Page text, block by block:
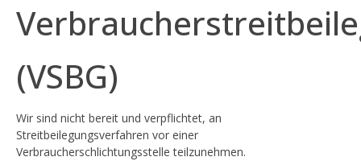
(VSBG)
Wir sind nicht bereit und verpflichtet, an
Streitbeilegungsverfahren vor einer
Verbraucherschlichtungsstelle teilzunehmen.